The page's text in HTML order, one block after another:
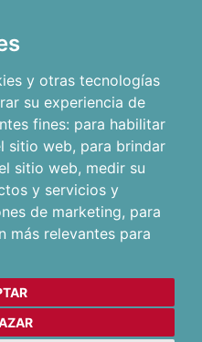
y otras tecnologías
su experiencia de
fines: para habilitar
sitio web, para brindar
sitio web, medir su
y servicios y
de marketing, para
más relevantes para